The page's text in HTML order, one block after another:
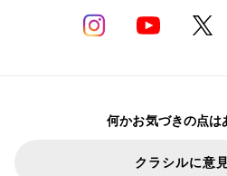
何かお気づきの点は
クラシルに意